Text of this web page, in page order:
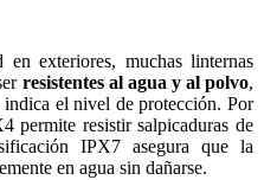
en exteriores, muchas linternas
resistentes al agua y al polvo,
indica el nivel de protección. Por
permite resistir salpicaduras de
IPX7 asegura que la
en agua sin dañarse.